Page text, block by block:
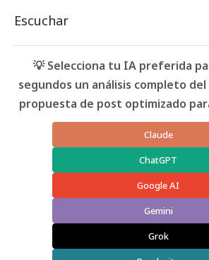
Escuchar
💡 Selecciona tu IA preferida
segundos un análisis completo
propuesta de post optimizado
Claude
ChatGPT
Google AI
Gemini
Grok